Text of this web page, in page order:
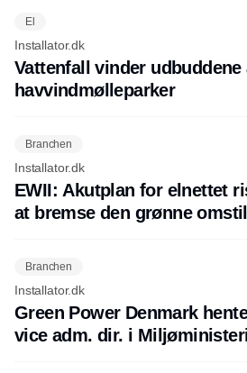
El
Installator.dk
Vattenfall vinder udbuddene
havvindmølleparker
Branchen
Installator.dk
EWII: Akutplan for elnettet
at bremse den grønne
Branchen
Installator.dk
Green Power Denmark
vice adm. dir. i